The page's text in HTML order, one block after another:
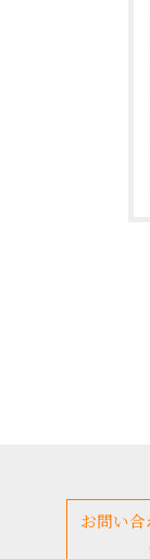
お問い合